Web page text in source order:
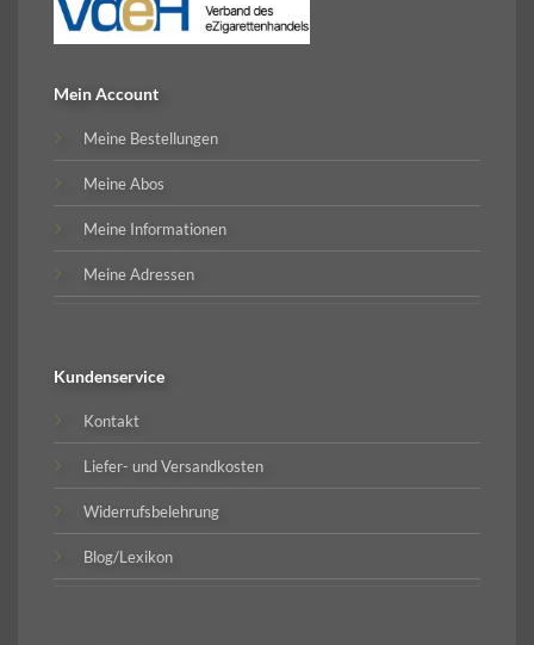
Mein Account
Meine Bestellungen
Meine Abos
Meine Informationen
Meine Adressen
Kundenservice
Kontakt
Liefer- und Versandkosten
Widerrufsbelehrung
Blog/Lexikon